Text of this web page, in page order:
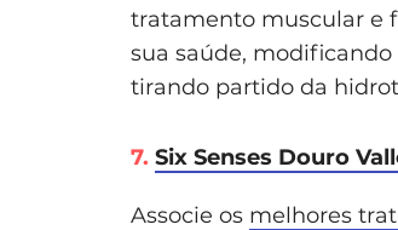
tratamento muscular e
sua saúde,
tirando partido da
7. Six Senses Douro
Associe os melhores